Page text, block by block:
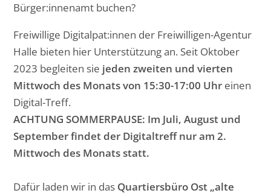
Bürger:innenamt buchen?
Freiwillige Digitalpat:innen der Freiwilligen-Agentur
Halle bieten hier Unterstützung an. Seit Oktober
2023 begleiten sie jeden zweiten und vierten
Mittwoch des Monats von 15:30-17:00 Uhr einen
Digital-Treff.
ACHTUNG SOMMERPAUSE: Im Juli, August und
September findet der Digitaltreff nur am 2.
Mittwoch des Monats statt.
Dafür laden wir in das Quartiersbüro Ost „alte